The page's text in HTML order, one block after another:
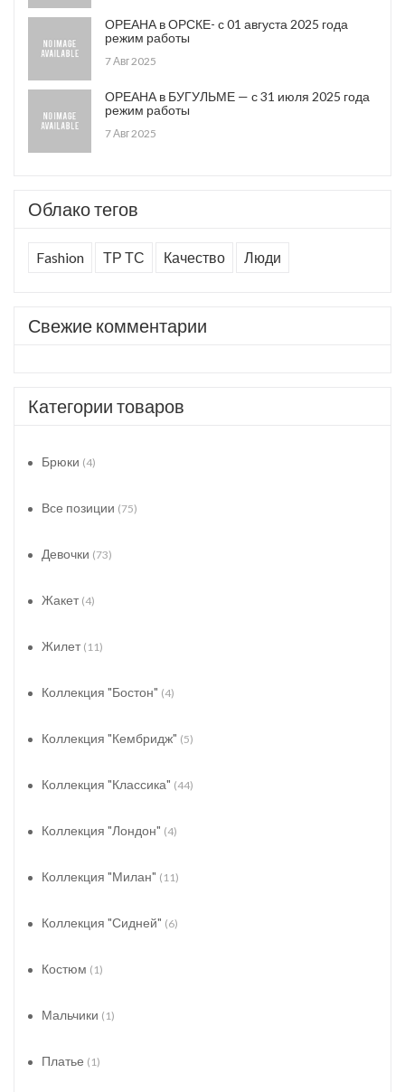
ОРЕАНА в ОРСКЕ- с 01 августа 2025 года
режим работы
7 Авг 2025
ОРЕАНА в БУГУЛЬМЕ — с 31 июля 2025 года
режим работы
7 Авг 2025
Облако тегов
Fashion ТР ТС Качество Люди
Свежие комментарии
Категории товаров
Брюки (4)
Все позиции (75)
Девочки (73)
Жакет (4)
Жилет (11)
Коллекция "Бостон" (4)
Коллекция "Кембридж" (5)
Коллекция "Классика" (44)
Коллекция "Лондон" (4)
Коллекция "Милан" (11)
Коллекция "Сидней" (6)
Костюм (1)
Мальчики (1)
Платье (1)